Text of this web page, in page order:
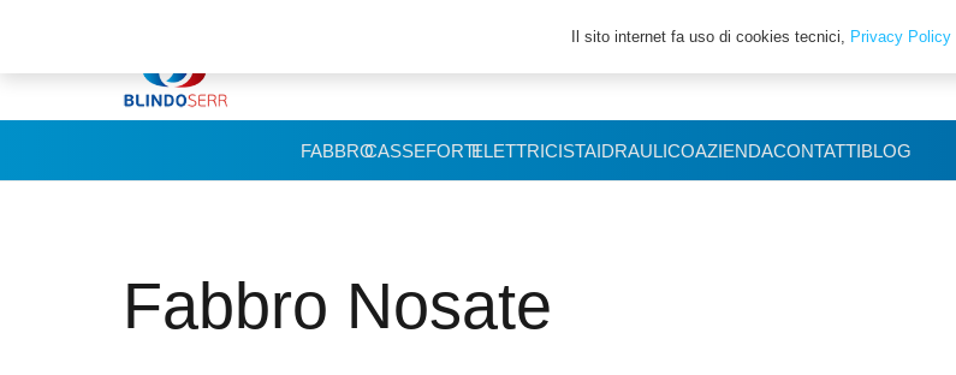
+39
FABBROCASSEFORTIELETTRICISTAIDRAULICOAZIENDACONTATTIBLOG
Fabbro Nosate
Il sito internet fa uso di cookies tecnici, Privacy Policy